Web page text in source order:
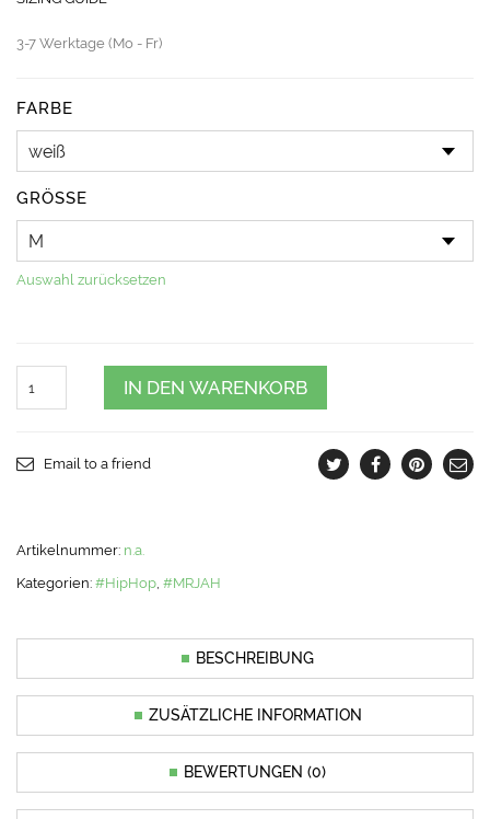
3-7 Werktage (Mo - Fr)
FARBE
GRÖSSE
Auswahl zurücksetzen
IN DEN WARENKORB
Email to a friend
Artikelnummer: n.a.
Kategorien: #HipHop, #MRJAH
BESCHREIBUNG
ZUSÄTZLICHE INFORMATION
BEWERTUNGEN (0)